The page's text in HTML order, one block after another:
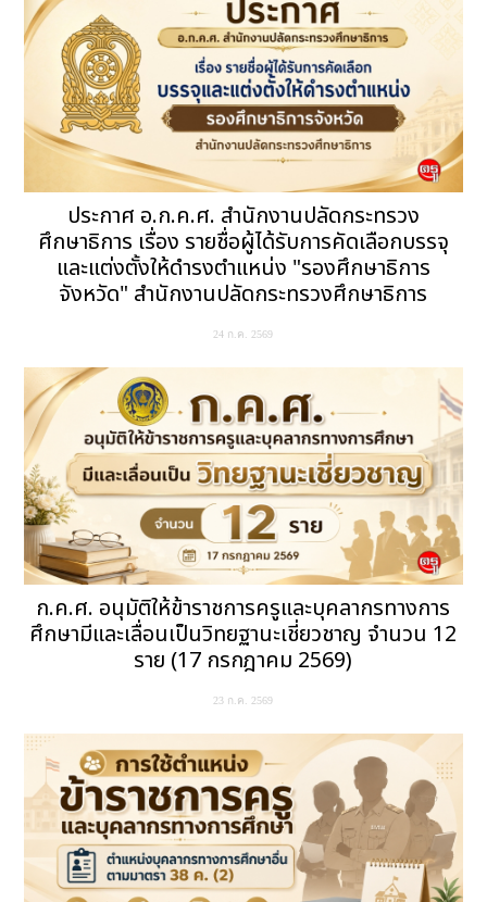
ประกาศ อ.ก.ค.ศ. สำนักงานปลัดกระทรวง
ศึกษาธิการ เรื่อง รายชื่อผู้ได้รับการคัดเลือกบรรจุ
และแต่งตั้งให้ดำรงตำแหน่ง "รองศึกษาธิการ
จังหวัด" สำนักงานปลัดกระทรวงศึกษาธิการ
24 ก.ค. 2569
ก.ค.ศ. อนุมัติให้ข้าราชการครูและบุคลากรทางการ
ศึกษามีและเลื่อนเป็นวิทยฐานะเชี่ยวชาญ จำนวน 12
ราย (17 กรกฎาคม 2569)
23 ก.ค. 2569